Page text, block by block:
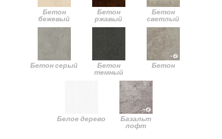
Бетон
бежевый
Бетон
ржавый
Бетон
светлый
Бетон серый
Бетон
темный
Бетон
Белое дерево
Базальт
лофт